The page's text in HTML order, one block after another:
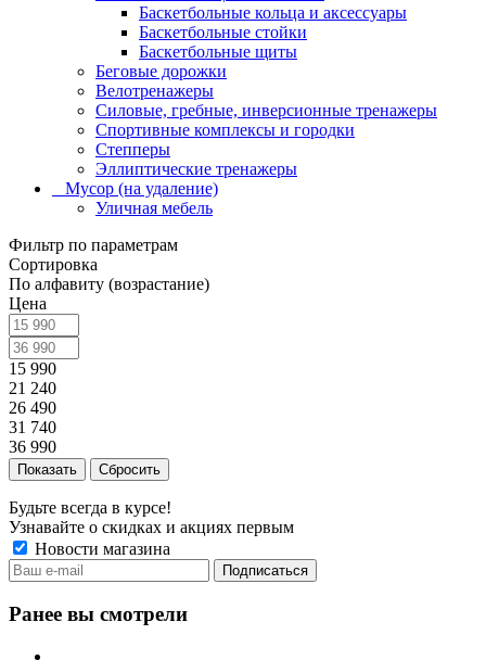
Баскетбольные кольца и аксессуары
Баскетбольные стойки
Баскетбольные щиты
Беговые дорожки
Велотренажеры
Силовые, гребные, инверсионные тренажеры
Спортивные комплексы и городки
Степперы
Эллиптические тренажеры
_ Мусор (на удаление)
Уличная мебель
Фильтр по параметрам
Сортировка
По алфавиту (возрастание)
Цена
15 990
21 240
26 490
31 740
36 990
Сбросить
Будьте всегда в курсе!
Узнавайте о скидках и акциях первым
Новости магазина
Ранее вы смотрели